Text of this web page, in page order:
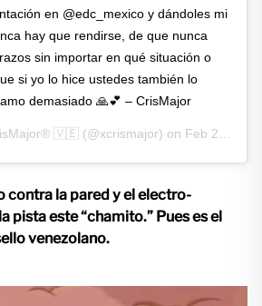
en @edc_mexico y dándoles mi
hay que rendirse, de que nunca
sin importar en qué situación o
si yo lo hice ustedes también lo
demasiado 🙏💕 – CrisMajor
🇻🇪 (@xcrismajor) on Feb 27, 2019 at 1:26pm PST
contra la pared y el electro-
pista este “chamito.” Pues es el
venezolano.